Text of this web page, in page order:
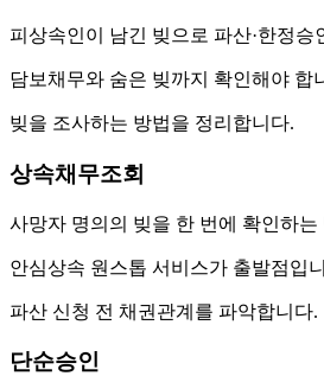
피상속인이 남긴 빚으로 파산·한정승
담보채무와 숨은 빚까지 확인해야 합
빚을 조사하는 방법을 정리합니다.
상속채무조회
사망자 명의의 빚을 한 번에 확인하는
안심상속 원스톱 서비스가 출발점입
파산 신청 전 채권관계를 파악합니다.
단순승인